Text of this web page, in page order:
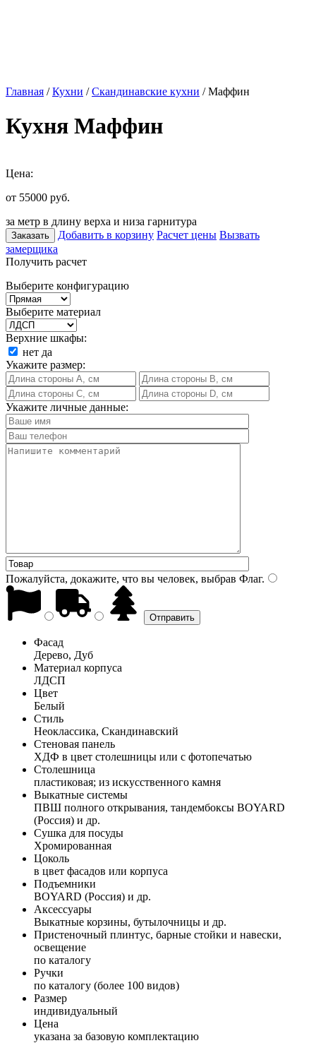
Главная /Кухни /Скандинавские кухни / Маффин
Кухня Маффин
Цена:
от 55000 руб.
за метр в длину верха и низа гарнитура
Заказать Добавить в корзину Расчет цены Вызвать
замерщика
Получить расчет
Выберите конфигурацию
Выберите материал
Верхние шкафы:
нет да
Укажите размер:
Укажите личные данные:
Пожалуйста, докажите, что вы человек, выбрав Флаг.
Фасад
Дерево, Дуб
Материал корпуса
ЛДСП
Цвет
Белый
Стиль
Неоклассика, Скандинавский
Стеновая панель
ХДФ в цвет столешницы или с фотопечатью
Столешница
пластиковая; из искусственного камня
Выкатные системы
ПВШ полного открывания, тандембоксы BOYARD
(Россия) и др.
Сушка для посуды
Хромированная
Цоколь
в цвет фасадов или корпуса
Подъемники
BOYARD (Россия) и др.
Аксессуары
Выкатные корзины, бутылочницы и др.
Пристеночный плинтус, барные стойки и навески,
освещение
по каталогу
Ручки
по каталогу (более 100 видов)
Размер
индивидуальный
Цена
указана за базовую комплектацию